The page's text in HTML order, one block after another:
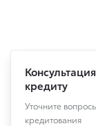
кредиту
Уточните
кредитования